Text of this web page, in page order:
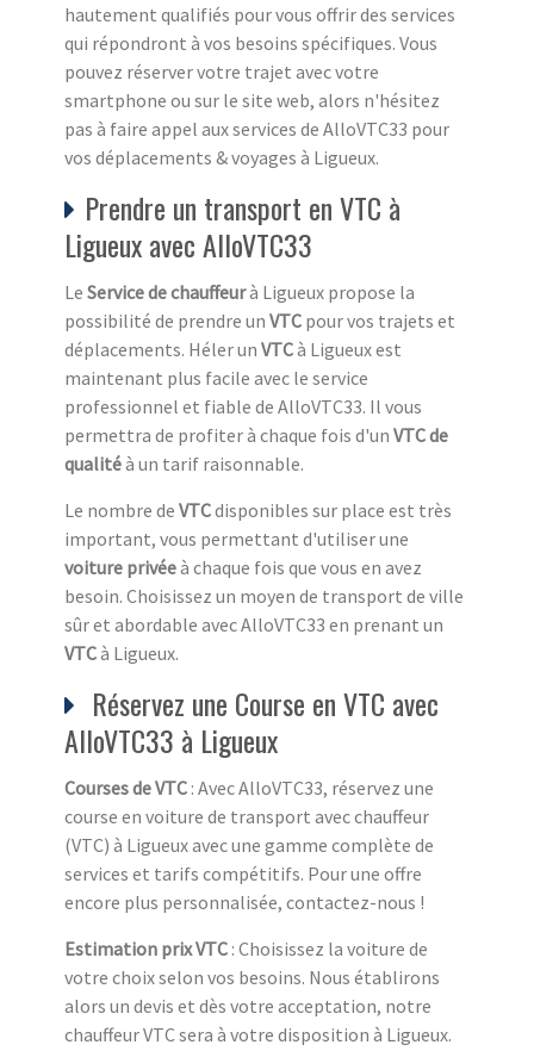
hautement qualifiés pour vous offrir des services
qui répondront à vos besoins spécifiques. Vous
pouvez réserver votre trajet avec votre
smartphone ou sur le site web, alors n'hésitez
pas à faire appel aux services de AlloVTC33 pour
vos déplacements & voyages à Ligueux.
Prendre un transport en VTC à
Ligueux avec AlloVTC33
Le Service de chauffeurà Ligueux propose la
possibilité de prendre un VTC pour vos trajets et
déplacements. Héler un VTCà Ligueux est
maintenant plus facile avec le service
professionnel et fiable de AlloVTC33. Il vous
permettra de profiter à chaque fois d'un VTC de
qualitéà un tarif raisonnable.
Le nombre de VTCdisponibles sur place est très
important, vous permettant d'utiliser une
voiture privéeà chaque fois que vous en avez
besoin. Choisissez un moyen de transport de ville
sûr et abordable avec AlloVTC33 en prenant un
VTCà Ligueux.
Réservez une Course en VTC avec
AlloVTC33 à Ligueux
Courses de VTC : Avec AlloVTC33, réservez une
course en voiture de transport avec chauffeur
(VTC) à Ligueux avec une gamme complète de
services et tarifs compétitifs. Pour une offre
encore plus personnalisée, contactez-nous !
Estimation prix VTC : Choisissez la voiture de
votre choix selon vos besoins. Nous établirons
alors un devis et dès votre acceptation, notre
chauffeur VTC sera à votre disposition à Ligueux.